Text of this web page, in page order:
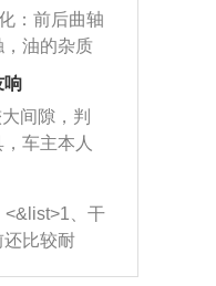
碳过多引起
泡在草酸
将清洗剂
，车辆启
到燃烧
以让三元
的情况就
要打相同的
反复练
，在真实
能打好方
：前后曲轴
油的杂质
密封效果
<&list>2、
环与缸体
烧室中，
粘度。使用
有烧机油现
流动性，
响
间隙，判
车主本人
理厂或4s
尘罩破
使半轴磨
，产生异
套和球头
<&list>1、干
还比较耐